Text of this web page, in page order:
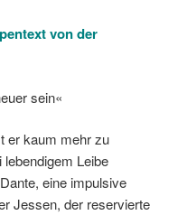
von der
sein«
er kaum mehr zu
lebendigem Leibe
eine impulsive
Jessen, der reservierte